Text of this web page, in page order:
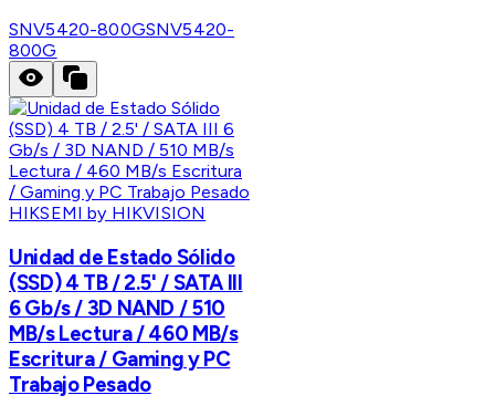
SNV5420-800GSNV5420-
800G
HIKSEMI by HIKVISION
Unidad de Estado Sólido
(SSD) 4 TB / 2.5' / SATA III
6 Gb/s / 3D NAND / 510
MB/s Lectura / 460 MB/s
Escritura / Gaming y PC
Trabajo Pesado